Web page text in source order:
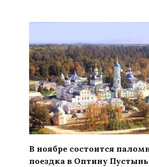
В ноябре состоится
поездка в Оптину